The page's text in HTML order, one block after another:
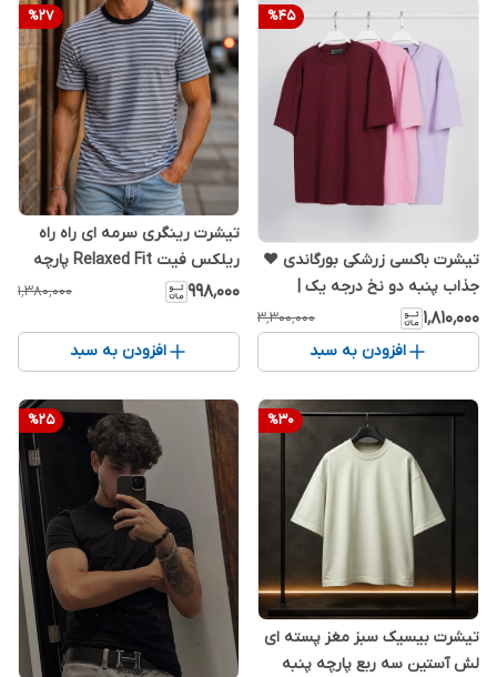
%45
تیشرت باکسی زرشکی بورگاندی ❤️
جذاب پنبه دو نخ درجه یک |
اورجینال دیلم
۱٬۸۱۰٬۰۰۰ ۳٬۳۰۰٬۰۰۰
افزودن به سبد
%27
تیشرت رینگری سرمه ای راه راه
ریلکس فیت Relaxed Fit پارچه
بیسکوییتی
۹۹۸٬۰۰۰ ۱٬۳۸۰٬۰۰۰
افزودن به سبد
%30
تیشرت بیسیک سبز مغز پسته ای
لش آستین سه ربع پارچه پنبه
%25